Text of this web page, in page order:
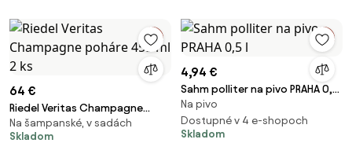
64 €
Riedel Veritas Champagne
poháre 459 ml 2 ks
Na šampanské, v sadách
Skladom
4,94 €
Sahm polliter na pivo PRAHA 0,5
lNa pivo
Dostupné v 4 e-shopoch
Skladom